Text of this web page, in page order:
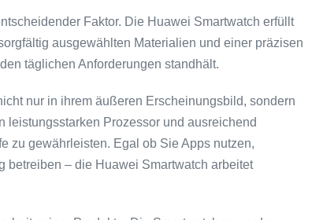
Faktor. Die Huawei Smartwatch erfüllt
ausgewählten Materialien und einer präzisen
täglichen Anforderungen standhält.
nur in ihrem äußeren Erscheinungsbild, sondern
leistungsstarken Prozessor und ausreichend
zu gewährleisten. Egal ob Sie Apps nutzen,
betreiben – die Huawei Smartwatch arbeitet